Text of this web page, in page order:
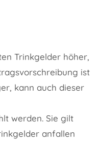
Trinkgelder höher,
ist
kann auch dieser
werden. Sie gilt
anfallen